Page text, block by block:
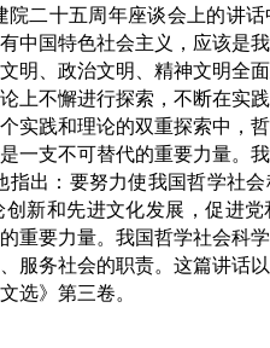
二十五周年座谈会上的讲
中国特色社会主义，应该是
明、政治文明、精神文明全
上不懈进行探索，不断在实
实践和理论的双重探索中，
一支不可替代的重要力量。
出：要努力使我国哲学社
新和先进文化发展，促进
重要力量。我国哲学社会科
服务社会的职责。这篇讲话
选》第三卷。